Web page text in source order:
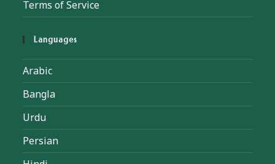
Terms of Service
Languages
Arabic
Bangla
Urdu
Persian